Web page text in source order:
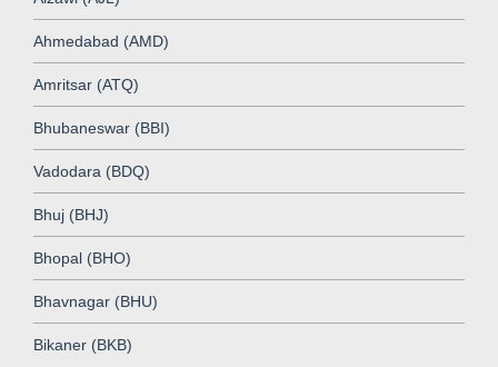
Ahmedabad (AMD)
Amritsar (ATQ)
Bhubaneswar (BBI)
Vadodara (BDQ)
Bhuj (BHJ)
Bhopal (BHO)
Bhavnagar (BHU)
Bikaner (BKB)